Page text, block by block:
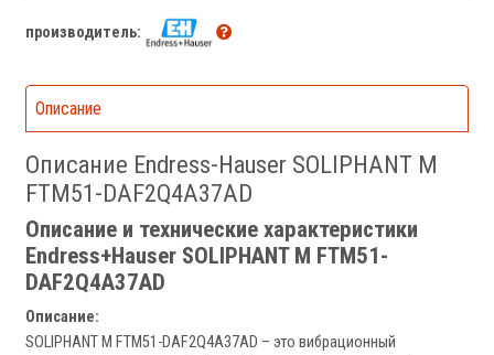
производитель:
Описание
Описание Endress-Hauser SOLIPHANT M
FTM51-DAF2Q4A37AD
Описание и технические характеристики
Endress+Hauser SOLIPHANT M FTM51-
DAF2Q4A37AD
Описание:
SOLIPHANT M FTM51-DAF2Q4A37AD – это вибрационный